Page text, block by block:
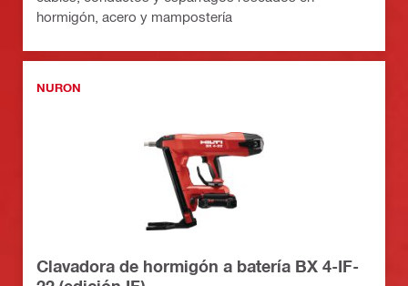
hormigón, acero y mampostería
NURON
Clavadora de hormigón a batería BX 4-IF-